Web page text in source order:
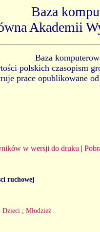
Baza
Akademii
Baza
polskich czasopism
prace opublikowane
w wersji do druku |
ruchowej
Dzieci ; Młodzież